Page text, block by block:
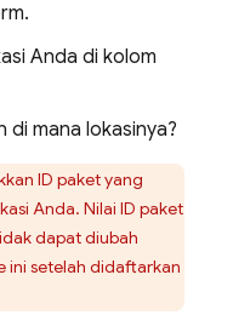
Anda di kolom
di mana lokasinya?
ID paket yang
Anda. Nilai ID paket
dapat diubah
ini setelah didaftarkan